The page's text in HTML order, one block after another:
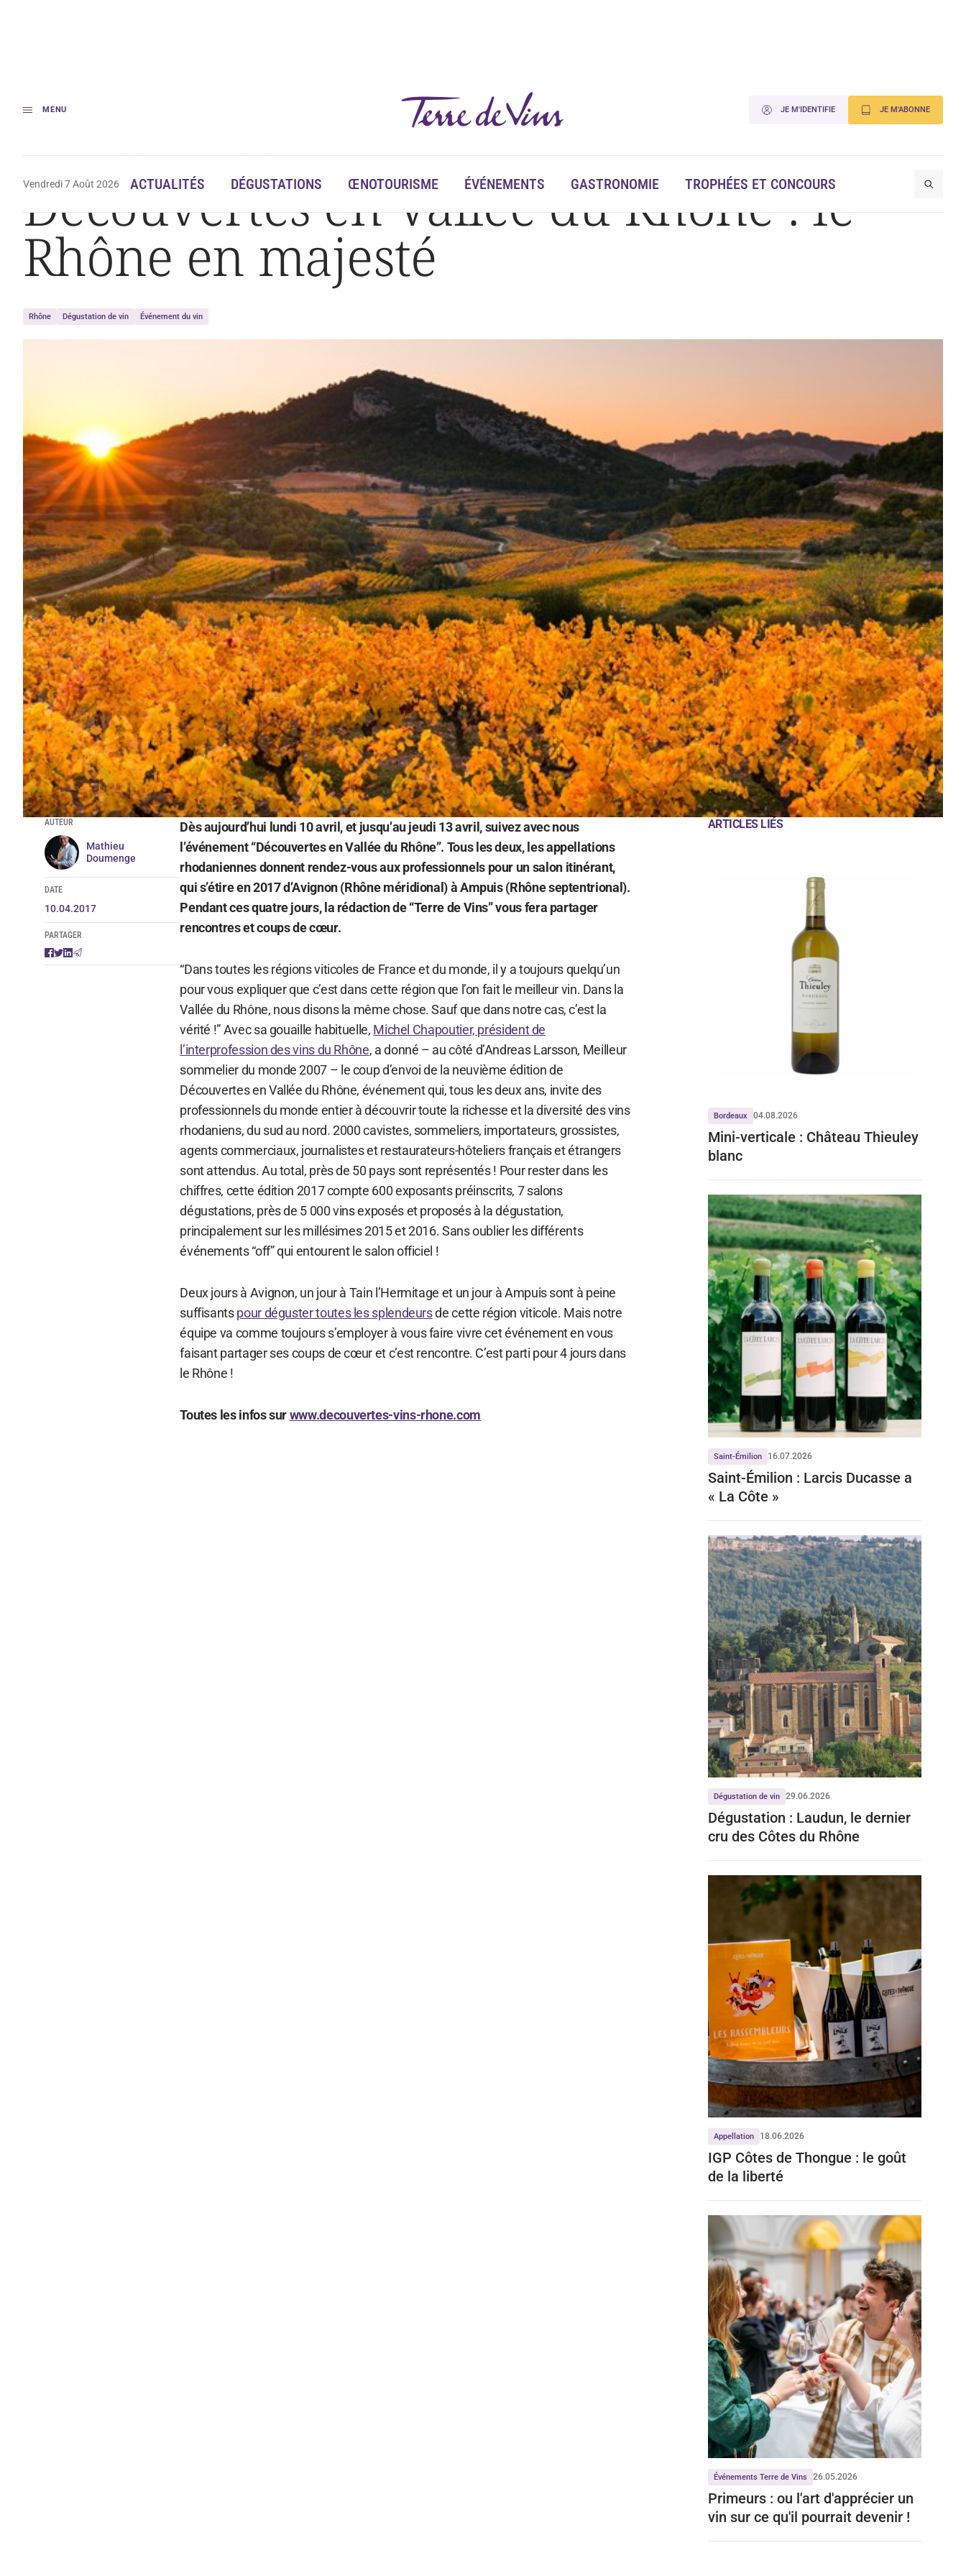
MENU JE M'IDENTIFIE JE M'ABONNE
Vendredi 7 Août 2026 ACTUALITÉS DÉGUSTATIONS ŒNOTOURISME ÉVÉNEMENTS GASTRONOMIE TROPHÉES ET CONCOURS
Accueil Découvertes en Vallée du Rhône : le Rhône en majesté
Découvertes en Vallée du Rhône : le
Rhône en majesté
Rhône Dégustation de vin Événement du vin
AUTEUR
Mathieu
Doumenge
DATE
10.04.2017
PARTAGER
Dès aujourd’hui lundi 10 avril, et jusqu’au jeudi 13 avril, suivez avec nous
l’événement “Découvertes en Vallée du Rhône”. Tous les deux, les appellations
rhodaniennes donnent rendez-vous aux professionnels pour un salon itinérant,
qui s’étire en 2017 d’Avignon (Rhône méridional) à Ampuis (Rhône septentrional).
Pendant ces quatre jours, la rédaction de “Terre de Vins” vous fera partager
rencontres et coups de cœur.
“Dans toutes les régions viticoles de France et du monde, il y a toujours quelqu’un
pour vous expliquer que c’est dans cette région que l’on fait le meilleur vin. Dans la
Vallée du Rhône, nous disons la même chose. Sauf que dans notre cas, c’est la
vérité !” Avec sa gouaille habituelle, Michel Chapoutier, président de
l’interprofession des vins du Rhône, a donné – au côté d’Andreas Larsson, Meilleur
sommelier du monde 2007 – le coup d’envoi de la neuvième édition de
Découvertes en Vallée du Rhône, événement qui, tous les deux ans, invite des
professionnels du monde entier à découvrir toute la richesse et la diversité des vins
rhodaniens, du sud au nord. 2000 cavistes, sommeliers, importateurs, grossistes,
agents commerciaux, journalistes et restaurateurs-hôteliers français et étrangers
sont attendus. Au total, près de 50 pays sont représentés ! Pour rester dans les
chiffres, cette édition 2017 compte 600 exposants préinscrits, 7 salons
dégustations, près de 5 000 vins exposés et proposés à la dégustation,
principalement sur les millésimes 2015 et 2016. Sans oublier les différents
événements “off” qui entourent le salon officiel !
Deux jours à Avignon, un jour à Tain l’Hermitage et un jour à Ampuis sont à peine
suffisantspour déguster toutes les splendeursde cette région viticole. Mais notre
équipe va comme toujours s’employer à vous faire vivre cet événement en vous
faisant partager ses coups de cœur et c’est rencontre. C’est parti pour 4 jours dans
le Rhône !
Toutes les infos surwww.decouvertes-vins-rhone.com
ARTICLES LIÉS
Bordeaux 04.08.2026
Mini-verticale : Château Thieuley
blanc
Saint-Émilion 16.07.2026
Saint-Émilion : Larcis Ducasse a
« La Côte »
Dégustation de vin 29.06.2026
Dégustation : Laudun, le dernier
cru des Côtes du Rhône
Appellation 18.06.2026
IGP Côtes de Thongue : le goût
de la liberté
Événements Terre de Vins 26.05.2026
Primeurs : ou l'art d'apprécier un
vin sur ce qu'il pourrait devenir !